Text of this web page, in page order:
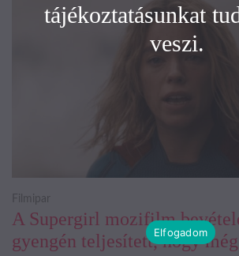
A Supergirl mozifilm
gyengén teljesített, hogy
Filmipar
tájékoztatásunkat
veszi.
Elfogadom